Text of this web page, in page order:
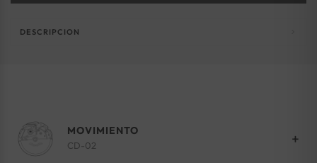
DESCRIPCION
MOVIMIENTO
CD-02 +